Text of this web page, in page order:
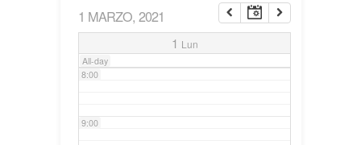
1 MARZO, 2021
1 Lun
All-day
7:00
8:00
9:00